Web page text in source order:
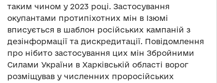
таким чином у 2023 році. Застосування
окупантами протипіхотних мін в Ізюмі
вписується в шаблон російських кампаній з
дезінформації та дискредитації. Повідомлення
про нібито застосування цих мін Збройними
Силами України в Харківській області ворог
розміщував у численних проросійських